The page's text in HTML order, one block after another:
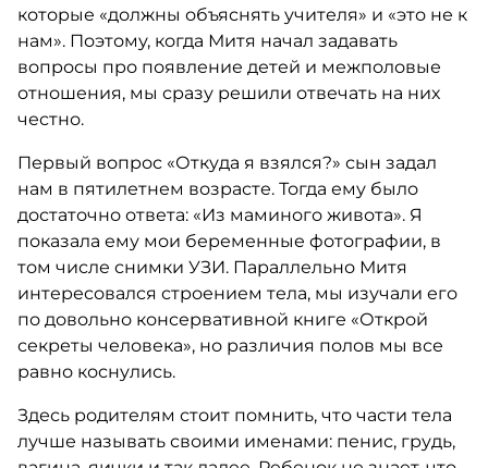
которые «должны объяснять учителя» и «это не к
нам». Поэтому, когда Митя начал задавать
вопросы про появление детей и межполовые
отношения, мы сразу решили отвечать на них
честно.
Первый вопрос «Откуда я взялся?» сын задал
нам в пятилетнем возрасте. Тогда ему было
достаточно ответа: «Из маминого живота». Я
показала ему мои беременные фотографии, в
том числе снимки УЗИ. Параллельно Митя
интересовался строением тела, мы изучали его
по довольно консервативной книге «Открой
секреты человека», но различия полов мы все
равно коснулись.
Здесь родителям стоит помнить, что части тела
лучше называть своими именами: пенис, грудь,